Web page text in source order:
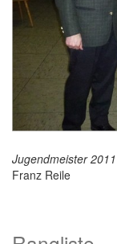
Jugendmeister 2011
Franz Reile